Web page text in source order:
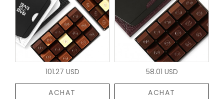
101.27 USD
ACHAT
58.01 USD
ACHAT